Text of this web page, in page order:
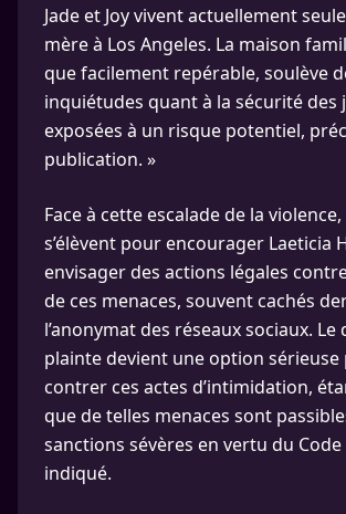
Jade et Joy vivent actuellement
mère à Los Angeles. La maison
que facilement repérable, soulève
inquiétudes quant à la sécurité des
exposées à un risque potentiel,
publication. »
Face à cette escalade de la
s’élèvent pour encourager Laeticia
envisager des actions légales
de ces menaces, souvent cachés
l’anonymat des réseaux sociaux. Le
plainte devient une option sérieuse
contrer ces actes d’intimidation,
que de telles menaces sont
sanctions sévères en vertu du
indiqué.